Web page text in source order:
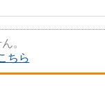
。
ちら